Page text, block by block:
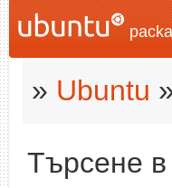
» Ubuntu
Търсене в